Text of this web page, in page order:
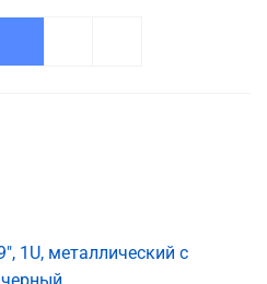
1U, металлический с